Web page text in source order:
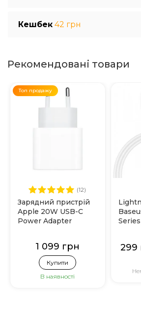
Кешбек 42 грн
Рекомендовані товари
Топ продажу
(12)
Зарядний пристрій
Apple 20W USB-C
Power Adapter
1 099 грн
Купити
В наявності
299